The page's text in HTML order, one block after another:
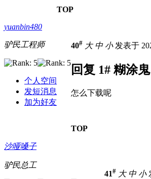
TOP
yuanbin480
驴民工程师
个人空间
发短消息
加为好友
40# 大 中 小发表于
回复 1# 糊涂
怎么下载呢
TOP
沙哑嗓子
驴民总工
41# 大 中 小